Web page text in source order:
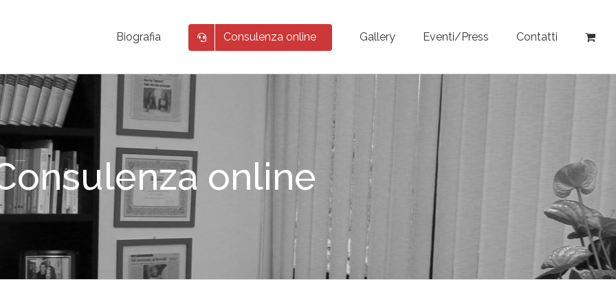
Biografia Consulenza online Gallery Eventi/Press Contatti
online